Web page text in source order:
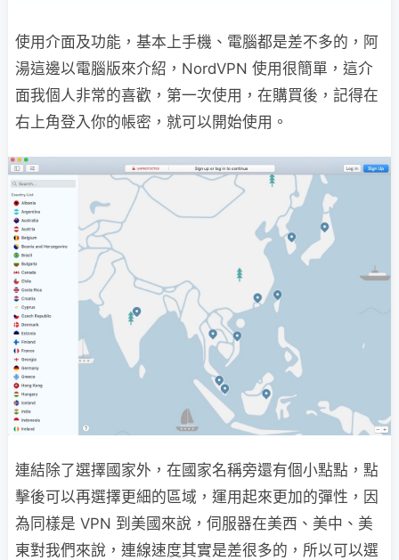
使用介面及功能，基本上手機、電腦都是差不多的，阿
湯這邊以電腦版來介紹，NordVPN 使用很簡單，這介
面我個人非常的喜歡，第一次使用，在購買後，記得在
右上角登入你的帳密，就可以開始使用。
連結除了選擇國家外，在國家名稱旁還有個小點點，點
擊後可以再選擇更細的區域，運用起來更加的彈性，因
為同樣是 VPN 到美國來說，伺服器在美西、美中、美
東對我們來說，連線速度其實是差很多的，所以可以選